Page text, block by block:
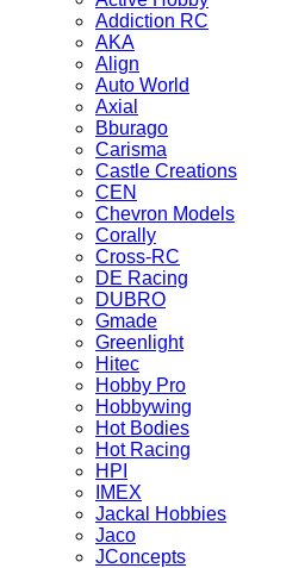
Addiction RC
AKA
Align
Auto World
Axial
Bburago
Carisma
Castle Creations
CEN
Chevron Models
Corally
Cross-RC
DE Racing
DUBRO
Gmade
Greenlight
Hitec
Hobby Pro
Hobbywing
Hot Bodies
Hot Racing
HPI
IMEX
Jackal Hobbies
Jaco
JConcepts